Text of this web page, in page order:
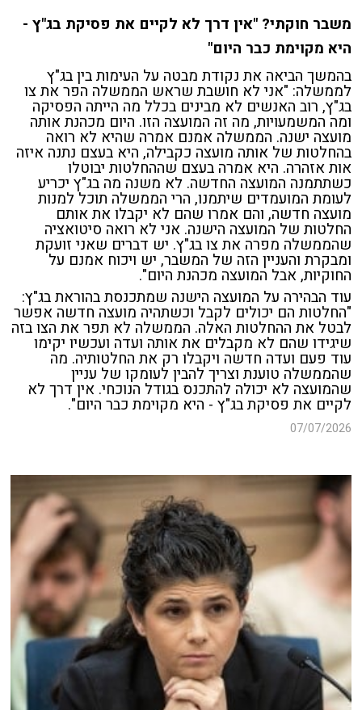
משבר חוקתי? "אין דרך לא לקיים את פסיקת בג"ץ -
היא מקוימת כבר היום"
בהמשך הביאה את נקודת מבטה על העימות בין בג"ץ
לממשלה: "אני לא חושבת שראש הממשלה הפר את צו
בג"ץ, רוב האנשים לא מבינים בכלל מה הייתה הפסיקה
ומה המשמעויות, מה זה המועצה הזו. היום מכהנת אותה
מועצה ישנה. הממשלה אמנם אמרה שהיא לא רואה
בהחלטות של אותה מועצה כקבילה, היא בעצם נתנה איזה
אות אזהרה. היא אמרה בעצם שההחלטות יבוטלו
כשתתמנה המועצה החדשה. לא משנה מה בג"ץ יכריע
לעומת המועמדים שיתמנו, הרי הממשלה תוכל למנות
מועצה חדשה, והם אמרו שהם לא יקבלו את אותם
החלטות של המועצה הישנה. אני לא רואה סיטואציה
שהממשלה מפרה את צו בג"ץ. יש דברים שאני זועקת
ומבקרת והעניין הזה של המשבר, יש ויכוח אמנם על
החוקיות, אבל המועצה מכהנת היום".
עוד הבהירה על המועצה הישנה שמתכנסת בהוראת בג"ץ:
"החלטות הם יכולים לקבל וכשתהיה מועצה חדשה אפשר
לבטל את ההחלטות האלה. הממשלה לא תפר את הצו בזה
שיגידו שהם לא מקבלים את אותה ועדה ועכשיו יקימו
עוד פעם ועדה חדשה ויקבלו רק את החלטותיה. מה
שהממשלה טוענת וצריך להבין לעומקו של עניין
שהמועצה לא יכולה להתכנס בגודל הנוכחי. אין דרך לא
לקיים את פסיקת בג"ץ - היא מקוימת כבר היום".
07/07/2026